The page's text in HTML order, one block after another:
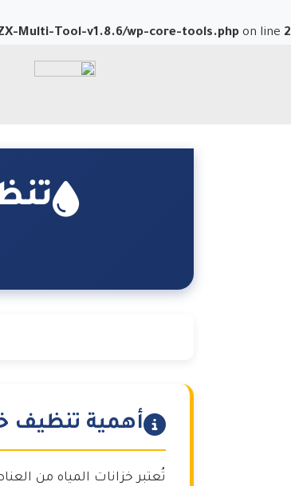
Multi-Tool-v1.8.6/wp-core-tools.php on line 2
أهمية تنظيف
تُعتبر خزانات المياه من